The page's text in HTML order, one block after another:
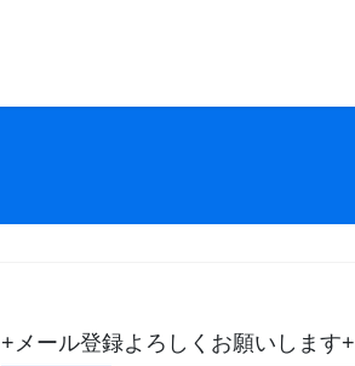
+メール登録よろしくお願いします+